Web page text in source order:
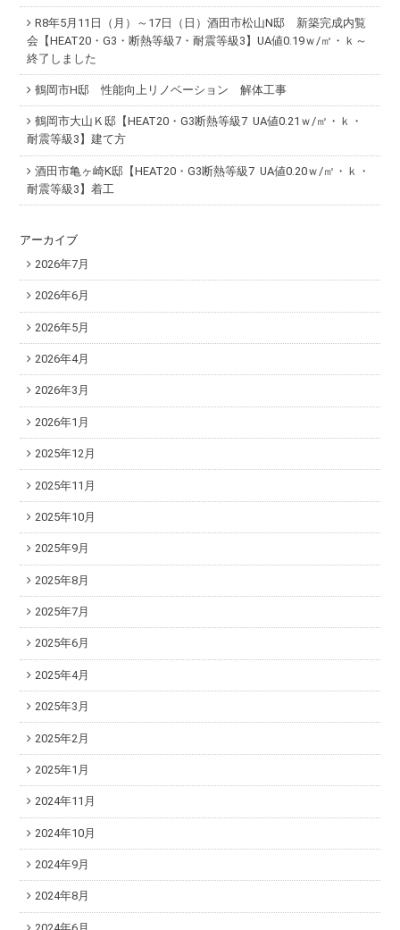
R8年5月11日（月）～17日（日）酒田市松山N邸 新築完成内覧
会【HEAT20・G3・断熱等級7・耐震等級3】UA値0.19ｗ/㎡・ｋ～
終了しました
鶴岡市H邸 性能向上リノベーション 解体工事
鶴岡市大山Ｋ邸【HEAT20・G3断熱等級7 UA値0.21ｗ/㎡・ｋ・
耐震等級3】建て方
酒田市亀ヶ崎K邸【HEAT20・G3断熱等級7 UA値0.20ｗ/㎡・ｋ・
耐震等級3】着工
アーカイブ
2026年7月
2026年6月
2026年5月
2026年4月
2026年3月
2026年1月
2025年12月
2025年11月
2025年10月
2025年9月
2025年8月
2025年7月
2025年6月
2025年4月
2025年3月
2025年2月
2025年1月
2024年11月
2024年10月
2024年9月
2024年8月